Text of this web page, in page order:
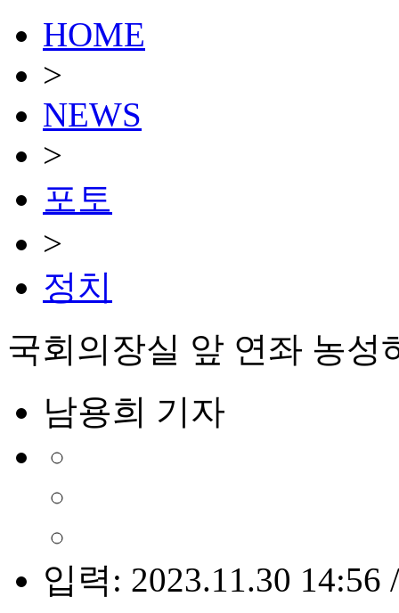
HOME
>
NEWS
>
포토
>
정치
국회의장실 앞 연좌 농
남용희 기자
입력: 2023.11.30 14:56